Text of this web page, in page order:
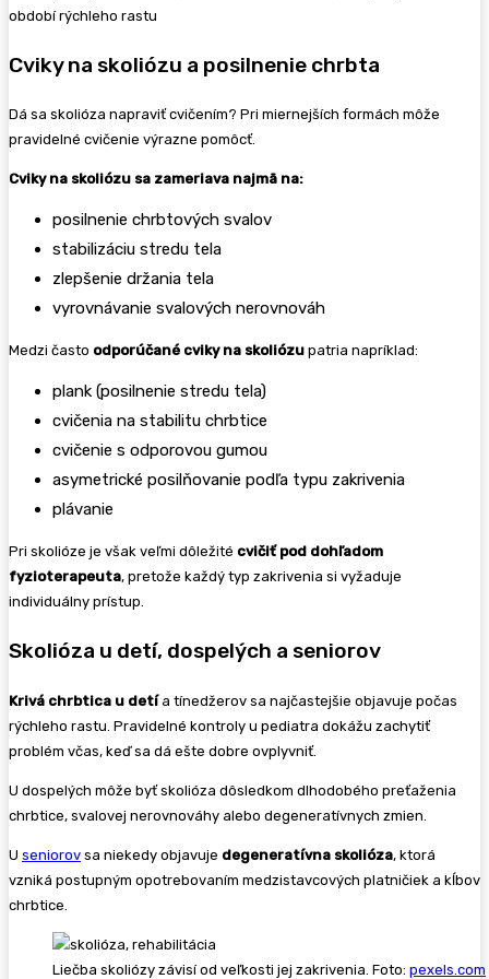
období rýchleho rastu
Cviky na skoliózu a posilnenie chrbta
Dá sa skolióza napraviť cvičením? Pri miernejších formách môže
pravidelné cvičenie výrazne pomôcť.
Cviky na skoliózu sa zameriava najmä na:
posilnenie chrbtových svalov
stabilizáciu stredu tela
zlepšenie držania tela
vyrovnávanie svalových nerovnováh
Medzi často odporúčané cviky na skoliózu patria napríklad:
plank (posilnenie stredu tela)
cvičenia na stabilitu chrbtice
cvičenie s odporovou gumou
asymetrické posilňovanie podľa typu zakrivenia
plávanie
Pri skolióze je však veľmi dôležité cvičiť pod dohľadom
fyzioterapeuta, pretože každý typ zakrivenia si vyžaduje
individuálny prístup.
Skolióza u detí, dospelých a seniorov
Krivá chrbtica u detía tínedžerov sa najčastejšie objavuje počas
rýchleho rastu. Pravidelné kontroly u pediatra dokážu zachytiť
problém včas, keď sa dá ešte dobre ovplyvniť.
U dospelých môže byť skolióza dôsledkom dlhodobého preťaženia
chrbtice, svalovej nerovnováhy alebo degeneratívnych zmien.
U seniorov sa niekedy objavuje degeneratívna skolióza, ktorá
vzniká postupným opotrebovaním medzistavcových platničiek a kĺbov
chrbtice.
Liečba skoliózy závisí od veľkosti jej zakrivenia. Foto: pexels.com